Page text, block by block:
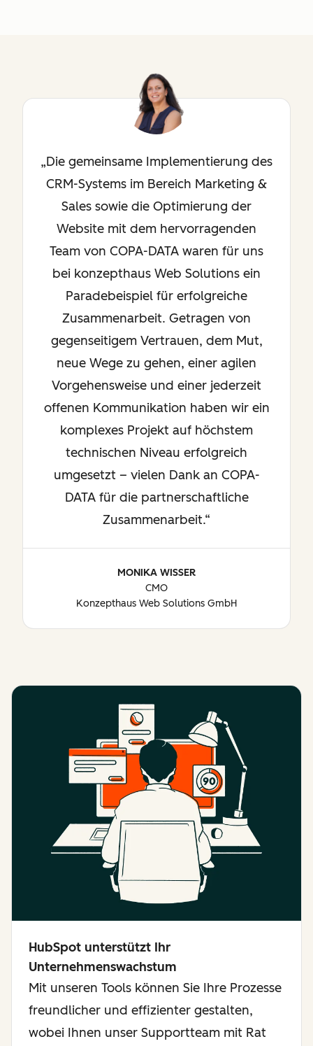
Die gemeinsame Implementierung des
CRM-Systems im Bereich Marketing &
Sales sowie die Optimierung der
Website mit dem hervorragenden
Team von COPA-DATA waren für uns
bei konzepthaus Web Solutions ein
Paradebeispiel für erfolgreiche
Zusammenarbeit. Getragen von
gegenseitigem Vertrauen, dem Mut,
neue Wege zu gehen, einer agilen
Vorgehensweise und einer jederzeit
offenen Kommunikation haben wir ein
komplexes Projekt auf höchstem
technischen Niveau erfolgreich
umgesetzt – vielen Dank an COPA-
DATA für die partnerschaftliche
Zusammenarbeit.
MONIKA WISSER
CMO
Konzepthaus Web Solutions GmbH
HubSpot unterstützt Ihr
Unternehmenswachstum
Mit unseren Tools können Sie Ihre Prozesse
freundlicher und effizienter gestalten,
wobei Ihnen unser Supportteam mit Rat